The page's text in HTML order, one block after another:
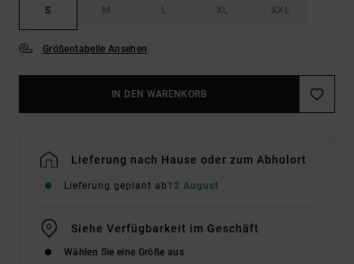
S M L XL XXL
Größentabelle Ansehen
IN DEN WARENKORB
Lieferung nach Hause oder zum Abholort
Lieferung geplant ab 12 August
Siehe Verfügbarkeit im Geschäft
Wählen Sie eine Größe aus